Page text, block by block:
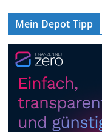
Mein Depot Tipp